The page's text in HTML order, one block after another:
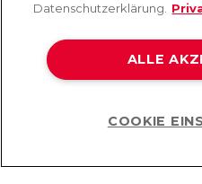
SERVICE
©2026 Lovehoney Group
Datenschutzerklärung.
ALLE
COOKIE